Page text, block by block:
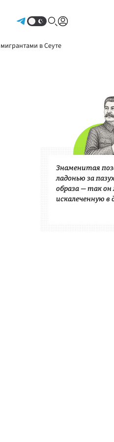
в Сеуте
Знаменитая
ладонью за
образа — так он
искалеченную в